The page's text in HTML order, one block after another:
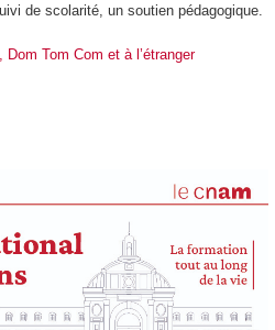
de scolarité, un soutien pédagogique.
Tom Com et à l’étranger